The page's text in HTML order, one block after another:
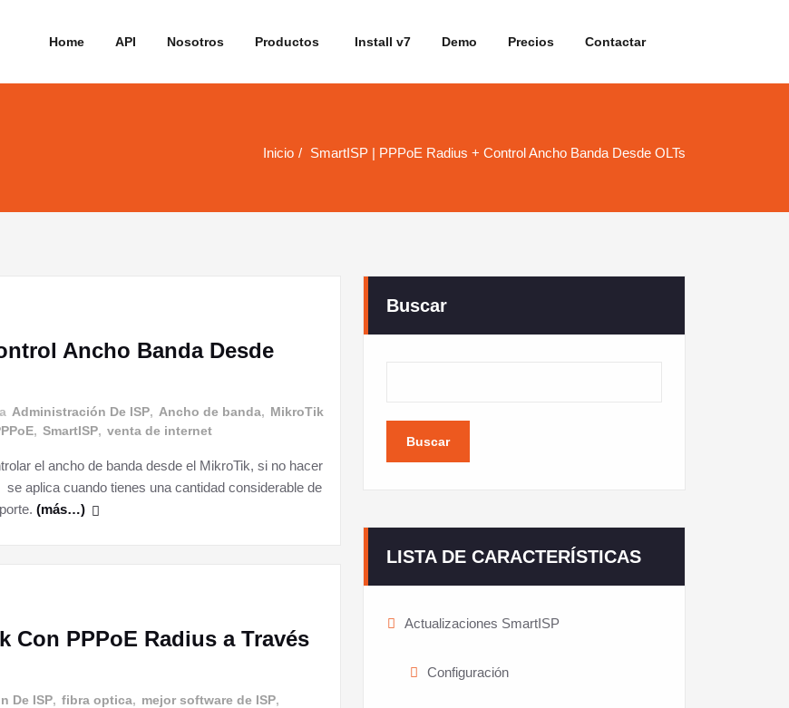
Home API Nosotros Productos Install v7 Demo Precios Contactar
Inicio SmartISP | PPPoE Radius + Control Ancho Banda Desde OLTs
Ancho Banda Desde
Administración De ISP, Ancho de banda, MikroTik
, SmartISP, venta de internet
el ancho de banda desde el MikroTik, si no hacer
aplica cuando tienes una cantidad considerable de
(más…)
Con PPPoE Radius a Través
De ISP, fibra optica, mejor software de ISP,
Buscar
Buscar
LISTA DE CARACTERÍSTICAS
Actualizaciones SmartISP
Configuración